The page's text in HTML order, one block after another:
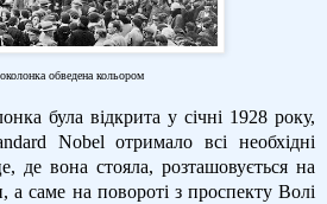
обведена кольором
була відкрита у січні 1928 року,
Nobel отримало всі необхідні
де вона стояла, розташовується на
а саме на повороті з проспекту Волі